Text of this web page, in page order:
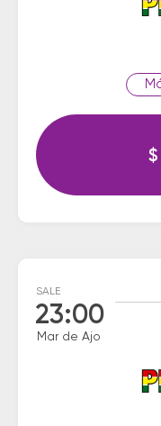
$
SALE
23:00
Mar de Ajo